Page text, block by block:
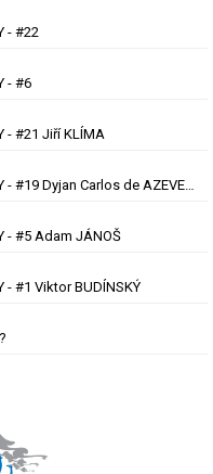
- #22
- #6
- #21 Jiří KLÍMA
Dražba hráčských dresů SILESIAN FAMILY - #19 Dyjan Carlos de AZEVEDO
- #5 Adam JÁNOŠ
- #1 Viktor BUDÍNSKÝ